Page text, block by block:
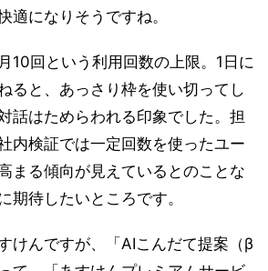
適になりそうですね。
10回という利用回数の上限。1日に
ると、あっさり枠を使い切ってし
話はためらわれる印象でした。担
内検証では一定回数を使ったユー
まる傾向が見えているとのことな
期待したいところです。
けんですが、「AIこんだて提案（β